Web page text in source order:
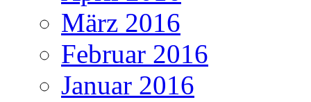
März 2016
Februar 2016
Januar 2016